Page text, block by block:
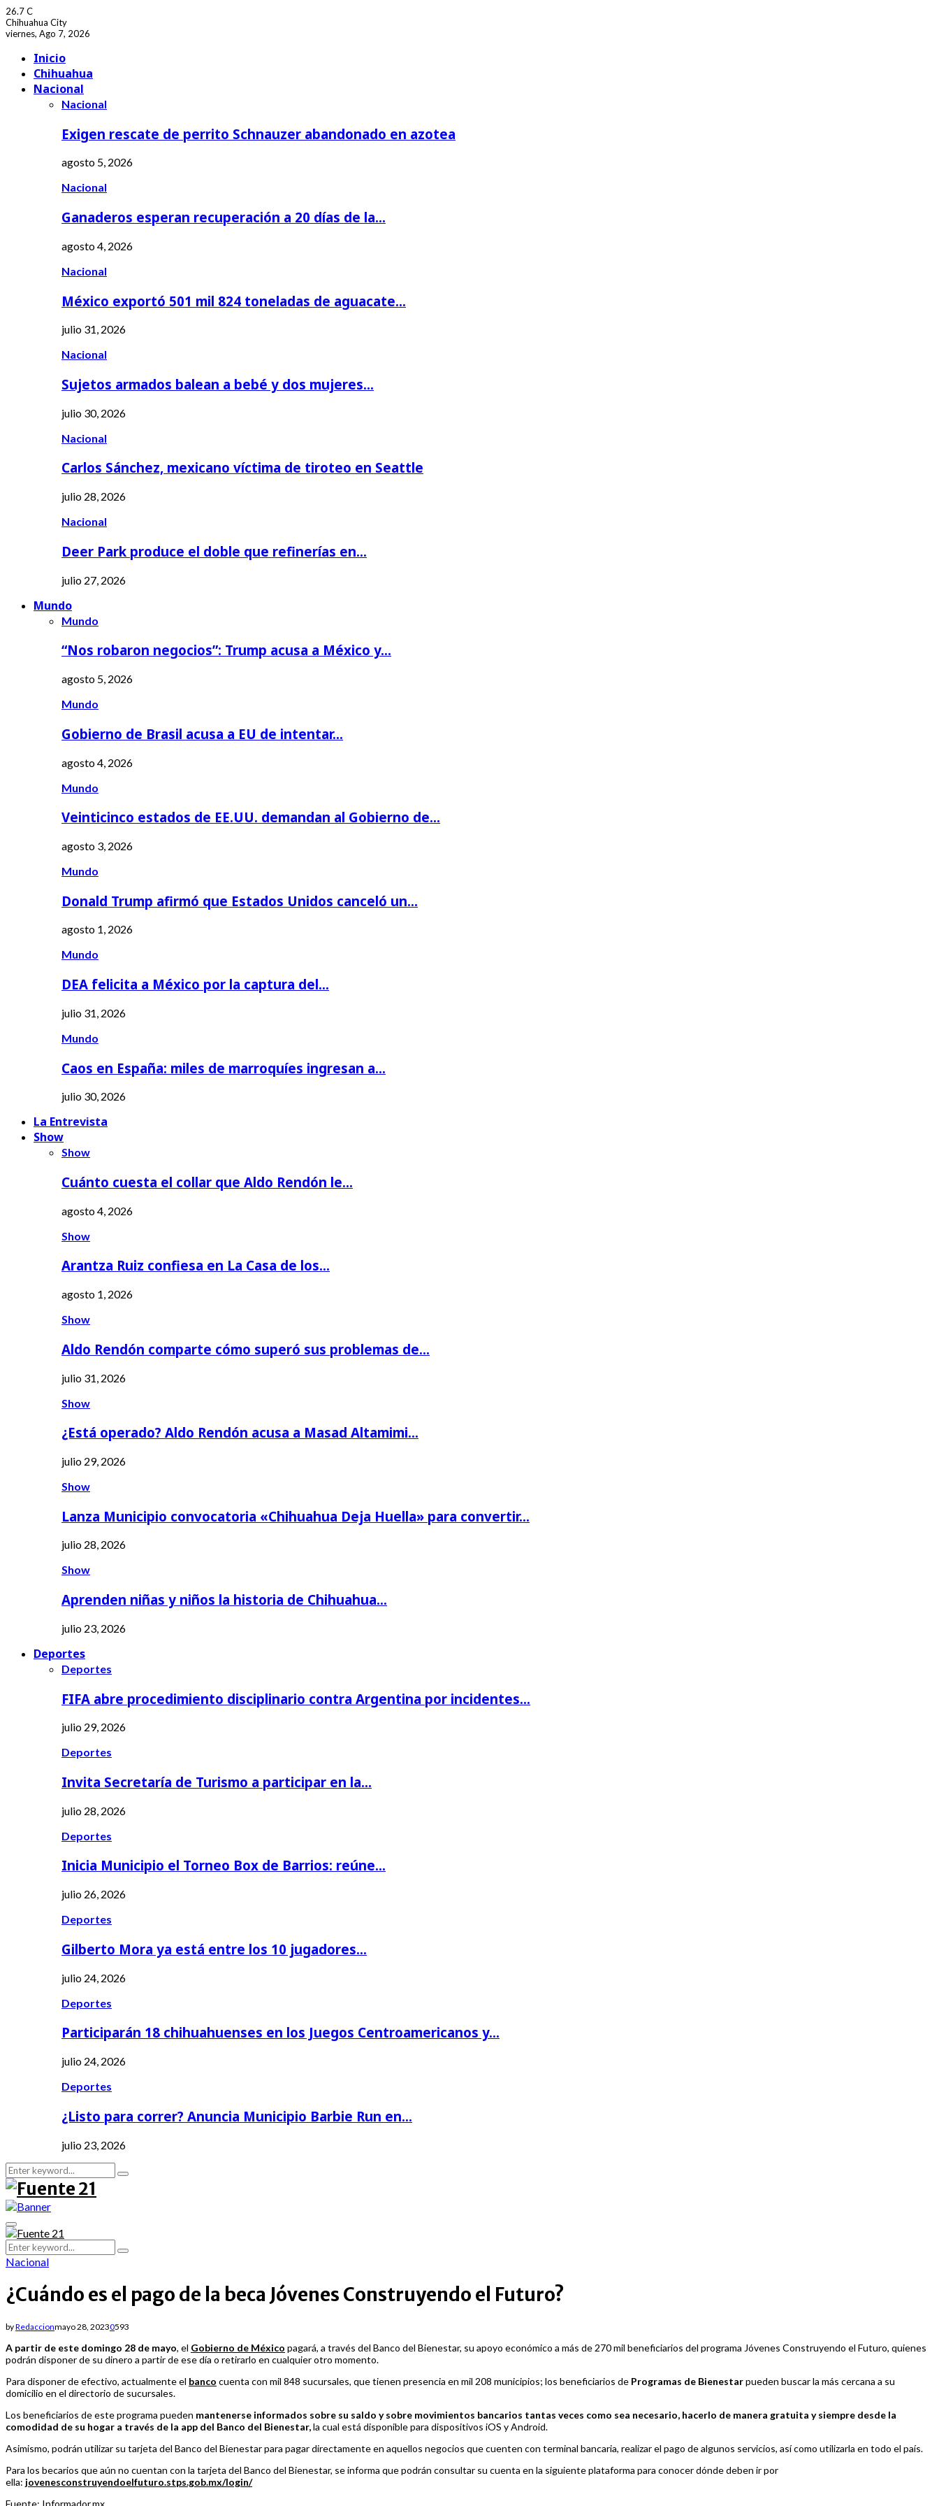
26.7C
Chihuahua City
viernes, Ago 7, 2026
Inicio
Chihuahua
Nacional
Nacional
Exigen rescate de perrito Schnauzer abandonado en azotea
agosto 5, 2026
Nacional
Ganaderos esperan recuperación a 20 días de la…
agosto 4, 2026
Nacional
México exportó 501 mil 824 toneladas de aguacate…
julio 31, 2026
Nacional
Sujetos armados balean a bebé y dos mujeres…
julio 30, 2026
Nacional
Carlos Sánchez, mexicano víctima de tiroteo en Seattle
julio 28, 2026
Nacional
Deer Park produce el doble que refinerías en…
julio 27, 2026
Mundo
Mundo
“Nos robaron negocios”: Trump acusa a México y…
agosto 5, 2026
Mundo
Gobierno de Brasil acusa a EU de intentar…
agosto 4, 2026
Mundo
Veinticinco estados de EE.UU. demandan al Gobierno de…
agosto 3, 2026
Mundo
Donald Trump afirmó que Estados Unidos canceló un…
agosto 1, 2026
Mundo
DEA felicita a México por la captura del…
julio 31, 2026
Mundo
Caos en España: miles de marroquíes ingresan a…
julio 30, 2026
La Entrevista
Show
Show
Cuánto cuesta el collar que Aldo Rendón le…
agosto 4, 2026
Show
Arantza Ruiz confiesa en La Casa de los…
agosto 1, 2026
Show
Aldo Rendón comparte cómo superó sus problemas de…
julio 31, 2026
Show
¿Está operado? Aldo Rendón acusa a Masad Altamimi…
julio 29, 2026
Show
Lanza Municipio convocatoria «Chihuahua Deja Huella» para convertir…
julio 28, 2026
Show
Aprenden niñas y niños la historia de Chihuahua…
julio 23, 2026
Deportes
Deportes
FIFA abre procedimiento disciplinario contra Argentina por incidentes…
julio 29, 2026
Deportes
Invita Secretaría de Turismo a participar en la…
julio 28, 2026
Deportes
Inicia Municipio el Torneo Box de Barrios: reúne…
julio 26, 2026
Deportes
Gilberto Mora ya está entre los 10 jugadores…
julio 24, 2026
Deportes
Participarán 18 chihuahuenses en los Juegos Centroamericanos y…
julio 24, 2026
Deportes
¿Listo para correr? Anuncia Municipio Barbie Run en…
julio 23, 2026
Search
for:
Search
Primary
Menu
Search
for:
Search
Nacional
¿Cuándo es el pago de la beca Jóvenes Construyendo el Futuro?
byRedaccionmayo 28, 20230593
A partir de este domingo 28 de mayo, el Gobierno de México pagará, a través del Banco del Bienestar, su apoyo económico a más de 270 mil beneficiarios del programa Jóvenes Construyendo el Futuro, quienes
podrán disponer de su dinero a partir de ese día o retirarlo en cualquier otro momento.
Para disponer de efectivo, actualmente el banco cuenta con mil 848 sucursales, que tienen presencia en mil 208 municipios; los beneficiarios de Programas de Bienestarpueden buscar la más cercana a su
domicilio en el directorio de sucursales.
Los beneficiarios de este programa pueden mantenerse informados sobre su saldo y sobre movimientos bancarios tantas veces como sea necesario, hacerlo de manera gratuita y siempre desde la
comodidad de su hogar a través de la app del Banco del Bienestar,la cual está disponible para dispositivos iOS y Android.
Asimismo, podrán utilizar su tarjeta del Banco del Bienestar para pagar directamente en aquellos negocios que cuenten con terminal bancaria, realizar el pago de algunos servicios, así como utilizarla en todo el país.
Para los becarios que aún no cuentan con la tarjeta del Banco del Bienestar, se informa que podrán consultar su cuenta en la siguiente plataforma para conocer dónde deben ir por
ella: jovenesconstruyendoelfuturo.stps.gob.mx/login/
Fuente: Informador.mx